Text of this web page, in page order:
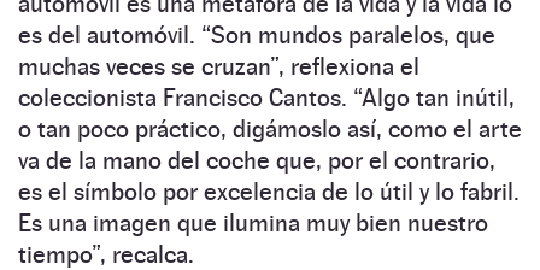
es del automóvil. “Son mundos paralelos, que
muchas veces se cruzan”, reflexiona el
coleccionista Francisco Cantos. “Algo tan inútil,
o tan poco práctico, digámoslo así, como el arte
va de la mano del coche que, por el contrario,
es el símbolo por excelencia de lo útil y lo fabril.
Es una imagen que ilumina muy bien nuestro
tiempo”, recalca.